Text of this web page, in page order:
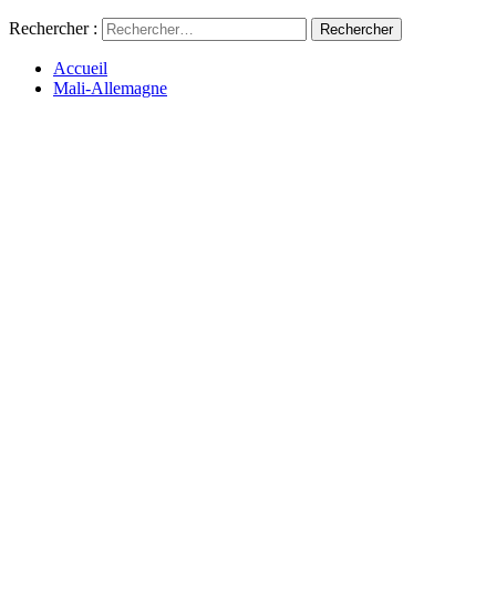
Rechercher :
Accueil
Mali-Allemagne